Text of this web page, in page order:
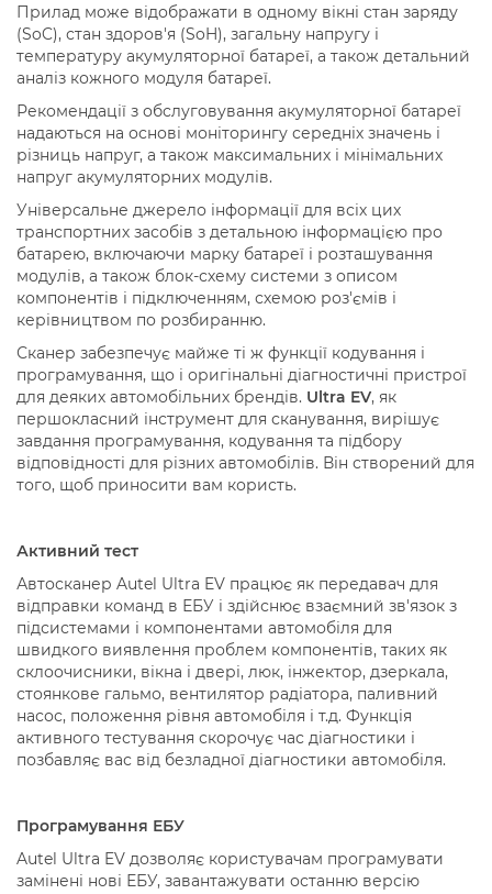
Прилад може відображати в одному вікні стан заряду
(SoC), стан здоров'я (SoH), загальну напругу і
температуру акумуляторної батареї, а також детальний
аналіз кожного модуля батареї.
Рекомендації з обслуговування акумуляторної батареї
надаються на основі моніторингу середніх значень і
різниць напруг, а також максимальних і мінімальних
напруг акумуляторних модулів.
Універсальне джерело інформації для всіх цих
транспортних засобів з детальною інформацією про
батарею, включаючи марку батареї і розташування
модулів, а також блок-схему системи з описом
компонентів і підключенням, схемою роз'ємів і
керівництвом по розбиранню.
Сканер забезпечує майже ті ж функції кодування і
програмування, що і оригінальні діагностичні пристрої
для деяких автомобільних брендів. Ultra EV, як
першокласний інструмент для сканування, вирішує
завдання програмування, кодування та підбору
відповідності для різних автомобілів. Він створений для
того, щоб приносити вам користь.
Активний тест
Автосканер Autel Ultra EV працює як передавач для
відправки команд в ЕБУ і здійснює взаємний зв'язок з
підсистемами і компонентами автомобіля для
швидкого виявлення проблем компонентів, таких як
склоочисники, вікна і двері, люк, інжектор, дзеркала,
стоянкове гальмо, вентилятор радіатора, паливний
насос, положення рівня автомобіля і т.д. Функція
активного тестування скорочує час діагностики і
позбавляє вас від безладної діагностики автомобіля.
Програмування ЕБУ
Autel Ultra EV дозволяє користувачам програмувати
замінені нові ЕБУ, завантажувати останню версію